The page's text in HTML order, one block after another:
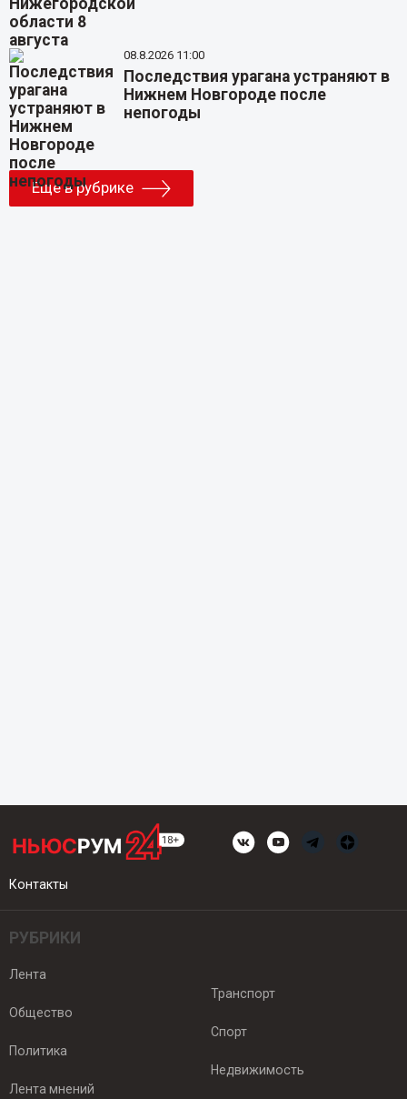
08.8.2026 11:00
Последствия урагана устраняют в
Нижнем Новгороде после
непогоды
Еще в рубрике
Контакты
РУБРИКИ
Лента
Общество
Политика
Лента мнений
Транспорт
Спорт
Недвижимость